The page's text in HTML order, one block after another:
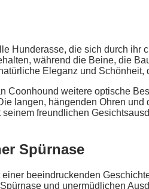
Hunderasse, die sich durch
während die Beine, die
Eleganz und
Coonhound weitere optische
langen, hängenden Ohren
freundlichen
Spürnase
beeindruckenden
und unermüdlichen